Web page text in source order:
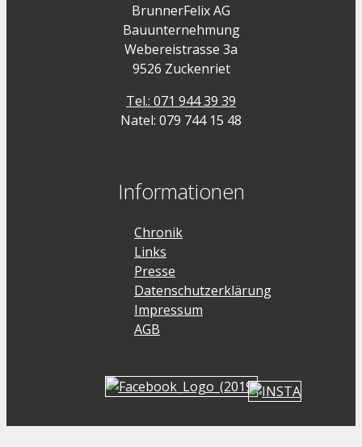
BrunnerFelix AG
Bauunternehmung
Webereistrasse 3a
9526 Zuckenriet
Tel.: 071 944 39 39
Natel: 079 744 15 48
Informationen
Chronik
Links
Presse
Datenschutzerklärung
Impressum
AGB